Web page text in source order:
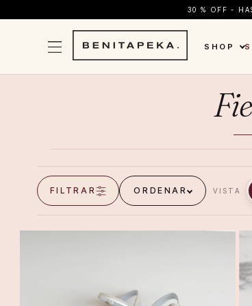
30 % OFF -
SHOP
FILTRAR ORDENAR VISTA